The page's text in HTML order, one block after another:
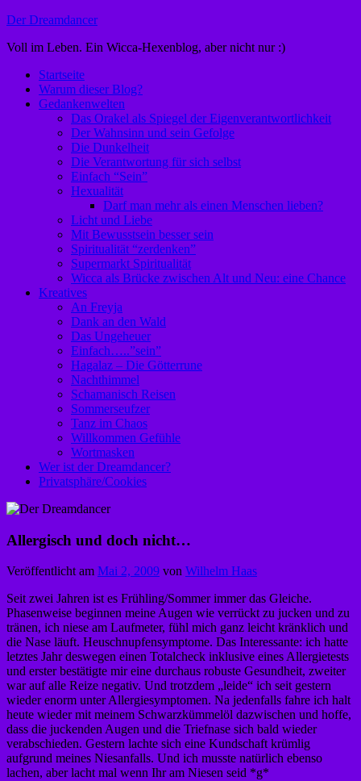
Zum
springen
Der Dreamdancer
Voll im Leben. Ein Wicca-Hexenblog, aber nicht nur :)
Startseite
Warum dieser Blog?
Gedankenwelten
Das Orakel als Spiegel der Eigenverantwortlichkeit
Der Wahnsinn und sein Gefolge
Die Dunkelheit
Die Verantwortung für sich selbst
Einfach “Sein”
Hexualität
Darf man mehr als einen Menschen lieben?
Licht und Liebe
Mit Bewusstsein besser sein
Spiritualität “zerdenken”
Supermarkt Spiritualität
Wicca als Brücke zwischen Alt und Neu: eine Chance
Kreatives
An Freyja
Dank an den Wald
Das Ungeheuer
Einfach…..”sein”
Hagalaz – Die Götterrune
Nachthimmel
Schamanisch Reisen
Sommerseufzer
Tanz im Chaos
Willkommen Gefühle
Wortmasken
Wer ist der Dreamdancer?
Privatsphäre/Cookies
Allergisch und doch nicht…
Veröffentlicht am Mai 2, 2009 von Wilhelm Haas
Seit zwei Jahren ist es Frühling/Sommer immer das Gleiche.
Phasenweise beginnen meine Augen wie verrückt zu jucken und zu
tränen, ich niese am Laufmeter, fühl mich ganz leicht kränklich und
die Nase läuft. Heuschnupfensymptome. Das Interessante: ich hatte
letztes Jahr deswegen einen Totalcheck inklusive eines Allergietests
und erster bestätigte mir eine durchaus robuste Gesundheit, zweiter
war auf alle Reize negativ. Und trotzdem „leide“ ich seit gestern
wieder enorm unter Allergiesymptomen. Na jedenfalls fahre ich halt
heute wieder mit meinem Schwarzkümmelöl dazwischen und hoffe,
dass die juckenden Augen und die Triefnase sich bald wieder
verabschieden. Gestern lachte sich eine Kundschaft krümlig
aufgrund meines Niesanfalls. Und ich musste natürlich ebenso
lachen, aber lacht mal wenn Ihr am Niesen seid *g*